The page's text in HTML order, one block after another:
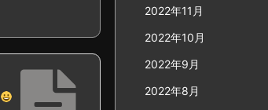
2022年11月
2022年10月
2022年9月
2022年8月